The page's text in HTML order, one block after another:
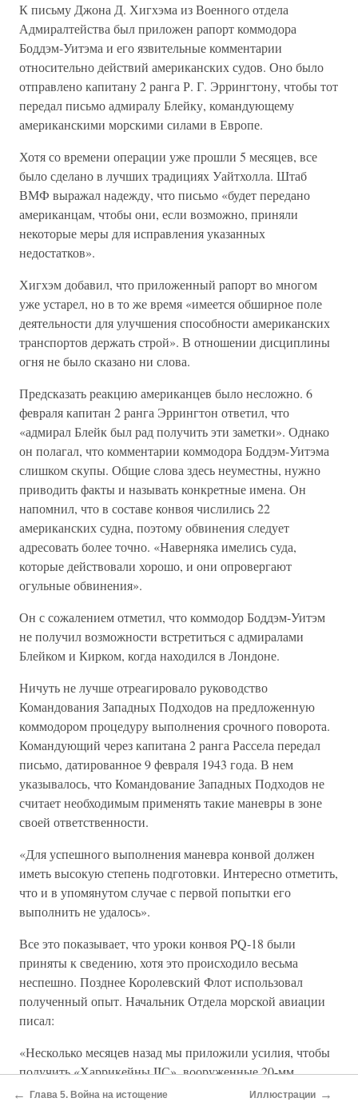
К письму Джона Д. Хигхэма из Военного отдела
Адмиралтейства был приложен рапорт коммодора
Боддэм-Уитэма и его язвительные комментарии
относительно действий американских судов. Оно было
отправлено капитану 2 ранга Р. Г. Эррингтону, чтобы тот
передал письмо адмиралу Блейку, командующему
американскими морскими силами в Европе.
Хотя со времени операции уже прошли 5 месяцев, все
было сделано в лучших традициях Уайтхолла. Штаб
ВМФ выражал надежду, что письмо «будет передано
американцам, чтобы они, если возможно, приняли
некоторые меры для исправления указанных
недостатков».
Хигхэм добавил, что приложенный рапорт во многом
уже устарел, но в то же время «имеется обширное поле
деятельности для улучшения способности американских
транспортов держать строй». В отношении дисциплины
огня не было сказано ни слова.
Предсказать реакцию американцев было несложно. 6
февраля капитан 2 ранга Эррингтон ответил, что
«адмирал Блейк был рад получить эти заметки». Однако
он полагал, что комментарии коммодора Боддэм-Уитэма
слишком скупы. Общие слова здесь неуместны, нужно
приводить факты и называть конкретные имена. Он
напомнил, что в составе конвоя числились 22
американских судна, поэтому обвинения следует
адресовать более точно. «Наверняка имелись суда,
которые действовали хорошо, и они опровергают
огульные обвинения».
Он с сожалением отметил, что коммодор Боддэм-Уитэм
не получил возможности встретиться с адмиралами
Блейком и Кирком, когда находился в Лондоне.
Ничуть не лучше отреагировало руководство
Командования Западных Подходов на предложенную
коммодором процедуру выполнения срочного поворота.
Командующий через капитана 2 ранга Рассела передал
письмо, датированное 9 февраля 1943 года. В нем
указывалось, что Командование Западных Подходов не
считает необходимым применять такие маневры в зоне
своей ответственности.
«Для успешного выполнения маневра конвой должен
иметь высокую степень подготовки. Интересно отметить,
что и в упомянутом случае с первой попытки его
выполнить не удалось».
Все это показывает, что уроки конвоя PQ-18 были
приняты к сведению, хотя это происходило весьма
неспешно. Позднее Королевский Флот использовал
полученный опыт. Начальник Отдела морской авиации
писал:
«Несколько месяцев назад мы приложили усилия, чтобы
получить «Харрикейны IIС», вооруженные 20-мм
пушками, чтобы вооружить ими вспомогательные
← Глава 5. Война на истощение Иллюстрации →